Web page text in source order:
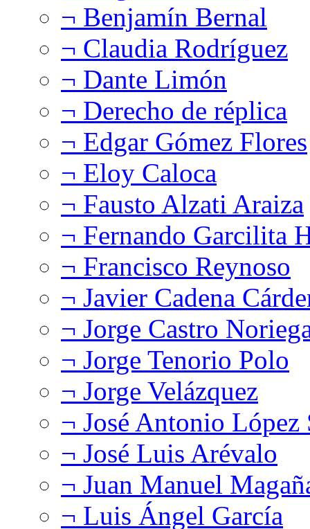
¬ Benjamín Bernal
¬ Claudia Rodríguez
¬ Dante Limón
¬ Derecho de réplica
¬ Edgar Gómez Flores
¬ Eloy Caloca
¬ Fausto Alzati Araiza
¬ Fernando Garcilita
¬ Francisco Reynoso
¬ Javier Cadena
¬ Jorge Castro
¬ Jorge Tenorio Polo
¬ Jorge Velázquez
¬ José Antonio López
¬ José Luis Arévalo
¬ Juan Manuel
¬ Luis Ángel García